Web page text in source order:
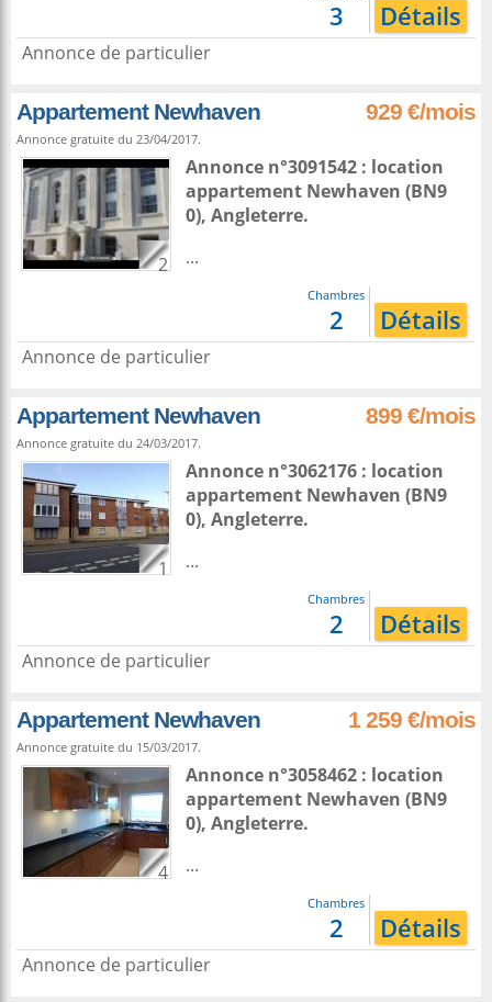
3 Détails
Annonce de particulier
Appartement Newhaven 929 €/mois
Annonce gratuite du 23/04/2017.
2
Annonce n°3091542 : location
appartement Newhaven (BN9
0), Angleterre.
...
Chambres
2 Détails
Annonce de particulier
Appartement Newhaven 899 €/mois
Annonce gratuite du 24/03/2017.
1
Annonce n°3062176 : location
appartement Newhaven (BN9
0), Angleterre.
...
Chambres
2 Détails
Annonce de particulier
Appartement Newhaven 1 259 €/mois
Annonce gratuite du 15/03/2017.
4
Annonce n°3058462 : location
appartement Newhaven (BN9
0), Angleterre.
...
Chambres
2 Détails
Annonce de particulier